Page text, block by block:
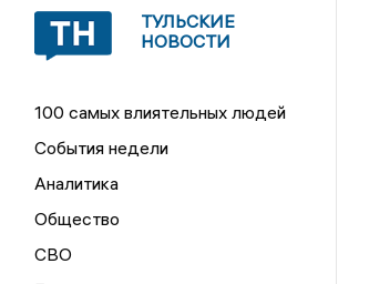
ТУЛЬСКИЕ
НОВОСТИ
100 самых влиятельных людей
События недели
Аналитика
Общество
СВО